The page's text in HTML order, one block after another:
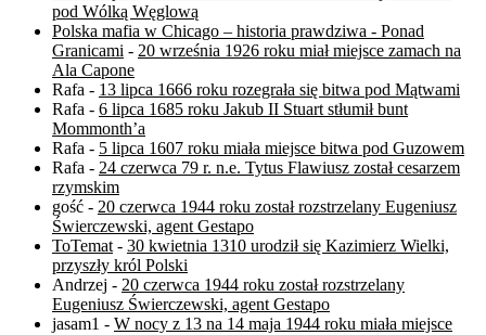
pod Wólką Węglową
Polska mafia w Chicago – historia prawdziwa - Ponad
Granicami - 20 września 1926 roku miał miejsce zamach na
Ala Capone
Rafa - 13 lipca 1666 roku rozegrała się bitwa pod Mątwami
Rafa - 6 lipca 1685 roku Jakub II Stuart stłumił bunt
Mommonth’a
Rafa - 5 lipca 1607 roku miała miejsce bitwa pod Guzowem
Rafa - 24 czerwca 79 r. n.e. Tytus Flawiusz został cesarzem
rzymskim
gość - 20 czerwca 1944 roku został rozstrzelany Eugeniusz
Świerczewski, agent Gestapo
ToTemat - 30 kwietnia 1310 urodził się Kazimierz Wielki,
przyszły król Polski
Andrzej - 20 czerwca 1944 roku został rozstrzelany
Eugeniusz Świerczewski, agent Gestapo
jasam1 - W nocy z 13 na 14 maja 1944 roku miała miejsce